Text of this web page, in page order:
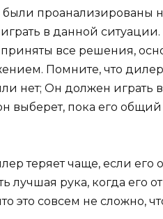
проанализированы
в данной
все решения,
Помните, что
нет; Он должен играть
выберет, пока его общий
теряет чаще, если его
лучшая рука, когда его
это совсем не сложно,